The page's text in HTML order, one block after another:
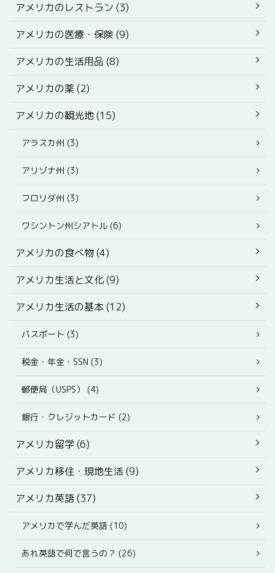
アメリカのレストラン (3)
アメリカの医療・保険 (9)
アメリカの生活用品 (8)
アメリカの薬 (2)
アメリカの観光地 (15)
アラスカ州 (3)
アリゾナ州 (3)
フロリダ州 (3)
ワシントン州シアトル (6)
アメリカの食べ物 (4)
アメリカ生活と文化 (9)
アメリカ生活の基本 (12)
パスポート (3)
税金・年金・SSN (3)
郵便局（USPS） (4)
銀行・クレジットカード (2)
アメリカ留学 (6)
アメリカ移住・現地生活 (9)
アメリカ英語 (37)
アメリカで学んだ英語 (10)
あれ英語で何で言うの？ (26)